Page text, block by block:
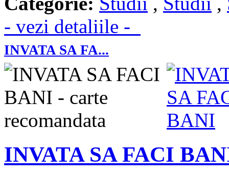
- vezi detaliile -
INVATA SA FA...
INVATA SA FACI